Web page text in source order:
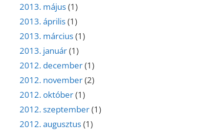
2013. május(1)
2013. április(1)
2013. március(1)
2013. január(1)
2012. december(1)
2012. november(2)
2012. október(1)
2012. szeptember(1)
2012. augusztus(1)